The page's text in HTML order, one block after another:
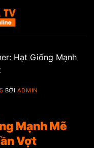
Hạt Giống Mạnh
BỞI ADMIN
Mạnh Mẽ
Vợt